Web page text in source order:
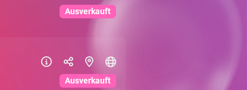
Ausverkauft
Ausverkauft